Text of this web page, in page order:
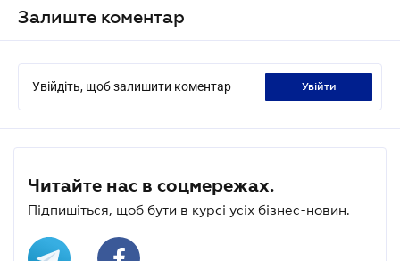
Залиште коментар
Увійдіть, щоб залишити коментар увійти
Читайте нас в соцмережах.
Підпишіться, щоб бути в курсі усіх бізнес-новин.